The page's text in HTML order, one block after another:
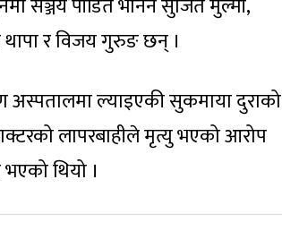
र विजय गुरुङ छन् ।
ल्याइएकी सुकमाया दुराको
लापरबाहीले मृत्यु भएको आरोप
थियो ।